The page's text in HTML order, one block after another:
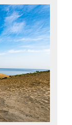
れば雄大な自
しい環境が整
東京都心部
、鳥取県への
ます。